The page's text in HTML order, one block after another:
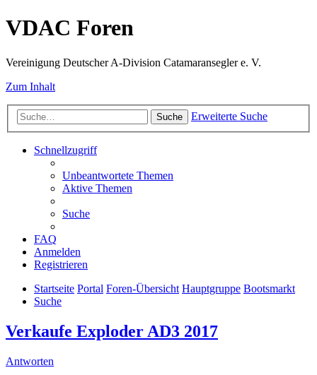
VDAC Foren
Vereinigung Deutscher A-Division Catamaransegler e. V.
Zum Inhalt
Suche Erweiterte Suche
Schnellzugriff
Unbeantwortete Themen
Aktive Themen
Suche
FAQ
Anmelden
Registrieren
Startseite Portal Foren-Übersicht Hauptgruppe Bootsmarkt
Suche
Verkaufe Exploder AD3 2017
Antworten